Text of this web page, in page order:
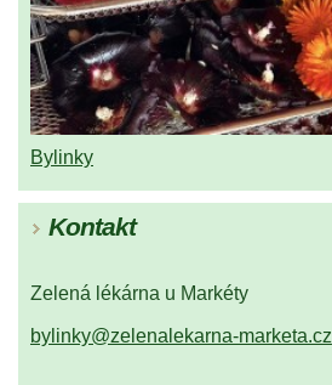
Bylinky
Kontakt
Zelená lékárna u Markéty
bylinky@zelenalekarna-marketa.cz